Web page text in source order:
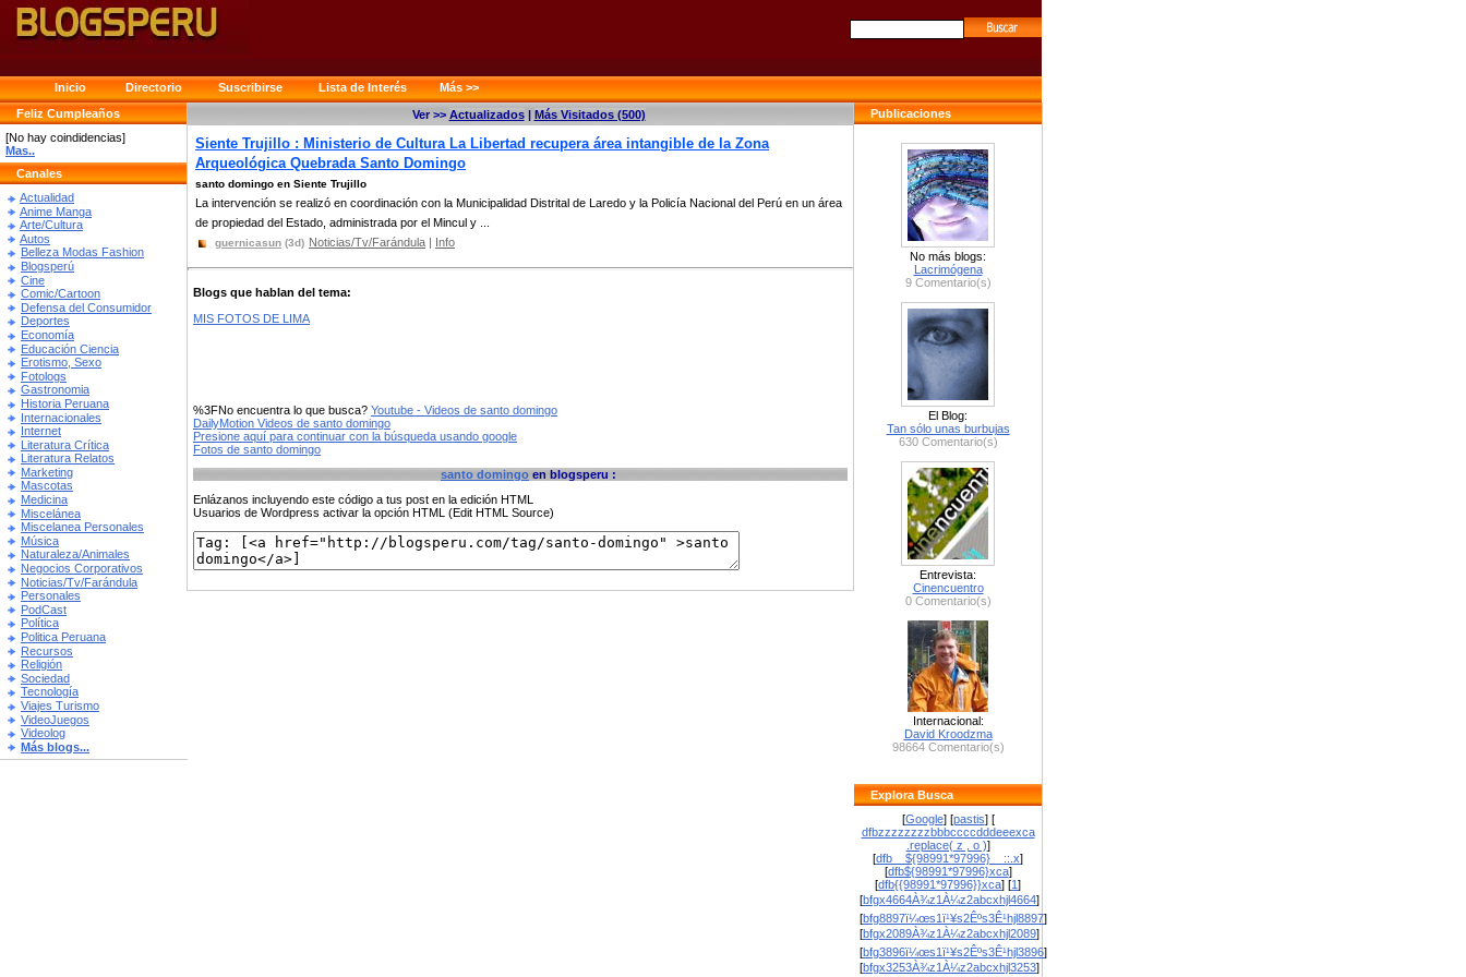
Inicio Directorio Suscribirse Lista de Interés
Más >>
Feliz Cumpleaños
[No hay coindidencias]
Mas..
Canales
Actualidad
Anime Manga
Arte/Cultura
Autos
Belleza Modas Fashion
Blogsperú
Cine
Comic/Cartoon
Defensa del Consumidor
Deportes
Economía
Educación Ciencia
Erotismo, Sexo
Fotologs
Gastronomia
Historia Peruana
Internacionales
Internet
Literatura Crítica
Literatura Relatos
Marketing
Mascotas
Medicina
Miscelánea
Miscelanea Personales
Música
Naturaleza/Animales
Negocios Corporativos
Noticias/Tv/Farándula
Personales
PodCast
Política
Politica Peruana
Recursos
Religión
Sociedad
Tecnología
Viajes Turismo
VideoJuegos
Videolog
Más blogs...
Publicaciones
No más blogs:
Lacrimógena
9 Comentario(s)
El Blog:
Tan sólo unas burbujas
630 Comentario(s)
Entrevista:
Cinencuentro
0 Comentario(s)
Internacional:
David Kroodzma
98664 Comentario(s)
Explora Busca
[Google] [pastis] [
dfbzzzzzzzzbbbccccdddeeexca
.replace( z , o )]
[dfb__${98991*97996}__::.x]
[dfb${98991*97996}xca]
[dfb{{98991*97996}}xca] [1]
[bfgx4664À¾z1À¼z2abcxhjl4664]
[bfg8897ï¼œs1ï¹¥s2Êºs3Ê¹hjl8897]
[bfgx2089À¾z1À¼z2abcxhjl2089]
[bfg3896ï¼œs1ï¹¥s2Êºs3Ê¹hjl3896]
[bfgx3253À¾z1À¼z2abcxhjl3253]
Ver >> Actualizados| Más Visitados (500)
Siente Trujillo : Ministerio de Cultura La Libertad recupera área intangible de la Zona
Arqueológica Quebrada Santo Domingo
santo domingo en Siente Trujillo
La intervención se realizó en coordinación con la Municipalidad Distrital de Laredo y la Policía Nacional del Perú en un área
de propiedad del Estado, administrada por el Mincul y ...
guernicasun (3d) Noticias/Tv/Farándula | Info
Blogs que hablan del tema:
MIS FOTOS DE LIMA
%3FNo encuentra lo que busca? Youtube - Videos de santo domingo
DailyMotion Videos de santo domingo
Presione aquí para continuar con la búsqueda usando google
Fotos de santo domingo
santo domingo en blogsperu :
Enlázanos incluyendo este código a tus post en la edición HTML
Usuarios de Wordpress activar la opción HTML (Edit HTML Source)